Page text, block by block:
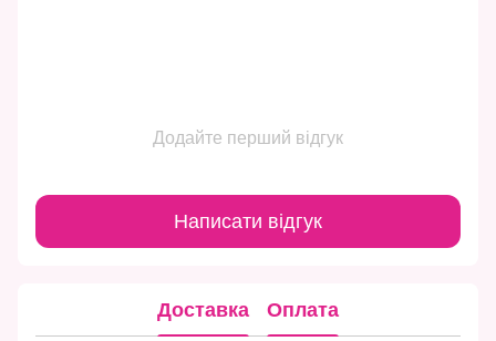
Додайте перший відгук
Написати відгук
Доставка Оплата